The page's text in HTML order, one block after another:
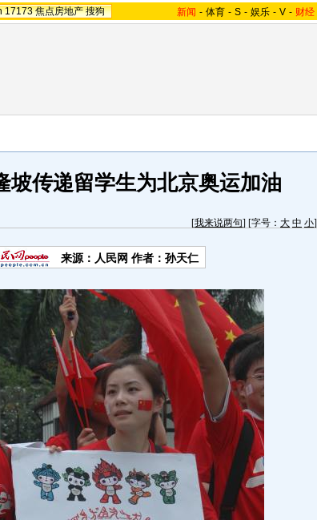
17173 焦点房地产 搜狗 新闻 - 体育 - S - 娱乐 - V - 财经
坡传递留学生为北京奥运加油
[我来说两句] [字号： 大 中 小]
来源：人民网 作者：孙天仁